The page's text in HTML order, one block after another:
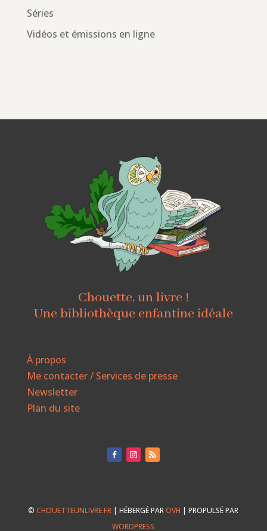
Séries
Vidéos et émissions en ligne
Chouette, un livre !
Une bibliothèque enfantine idéale
À propos
Me contacter / Services de presse
Newsletter
Plan du site
©CHOUETTEUNLIVRE.FR | HÉBERGÉ PAROVH | PROPULSÉ PAR
WORDPRESS